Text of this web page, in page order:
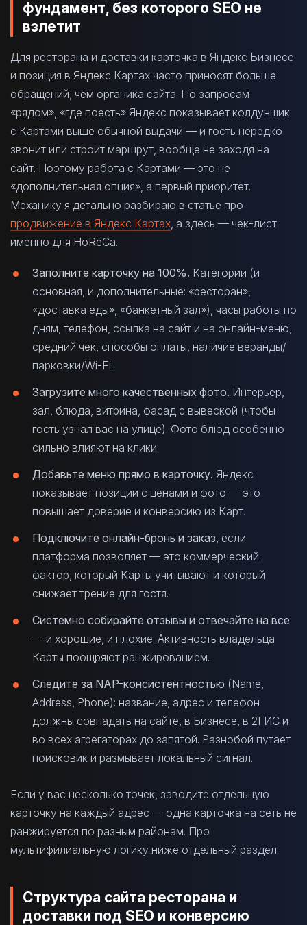
фундамент, без которого SEO не
взлетит
Для ресторана и доставки карточка в Яндекс Бизнесе
и позиция в Яндекс Картах часто приносят больше
обращений, чем органика сайта. По запросам
«рядом», «где поесть» Яндекс показывает колдунщик
с Картами выше обычной выдачи — и гость нередко
звонит или строит маршрут, вообще не заходя на
сайт. Поэтому работа с Картами — это не
«дополнительная опция», а первый приоритет.
Механику я детально разбираю в статье про
продвижение в Яндекс Картах , а здесь — чек-лист
именно для HoReCa.
Заполните карточку на 100%. Категории (и
основная, и дополнительные: «ресторан»,
«доставка еды», «банкетный зал»), часы работы по
дням, телефон, ссылка на сайт и на онлайн-меню,
средний чек, способы оплаты, наличие веранды/
парковки/Wi-Fi.
Загрузите много качественных фото. Интерьер,
зал, блюда, витрина, фасад с вывеской (чтобы
гость узнал вас на улице). Фото блюд особенно
сильно влияют на клики.
Добавьте меню прямо в карточку. Яндекс
показывает позиции с ценами и фото — это
повышает доверие и конверсию из Карт.
Подключите онлайн-бронь и заказ , если
платформа позволяет — это коммерческий
фактор, который Карты учитывают и который
снижает трение для гостя.
Системно собирайте отзывы и отвечайте на все
— и хорошие, и плохие. Активность владельца
Карты поощряют ранжированием.
Следите за NAP-консистентностью (Name,
Address, Phone): название, адрес и телефон
должны совпадать на сайте, в Бизнесе, в 2ГИС и
во всех агрегаторах до запятой. Разнобой путает
поисковик и размывает локальный сигнал.
Если у вас несколько точек, заводите отдельную
карточку на каждый адрес — одна карточка на сеть не
ранжируется по разным районам. Про
мультифилиальную логику ниже отдельный раздел.
Структура сайта ресторана и
доставки под SEO и конверсию